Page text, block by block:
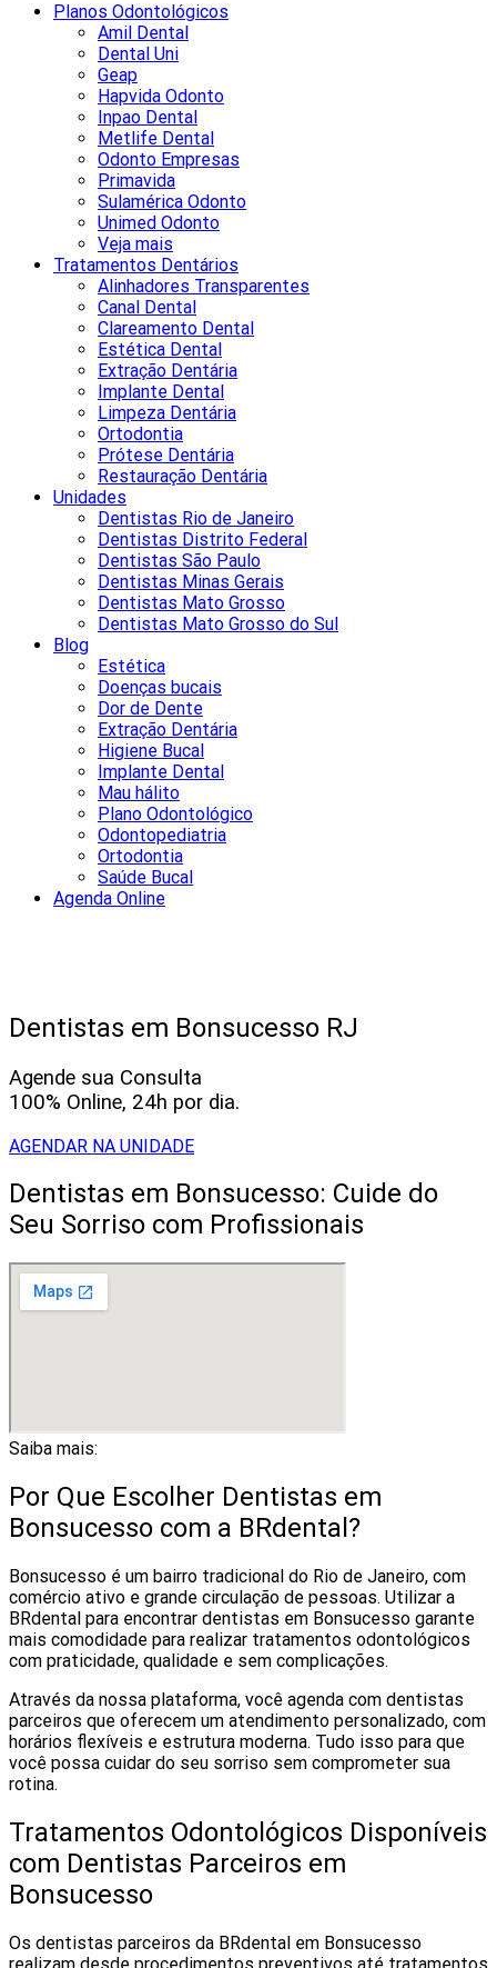
Planos Odontológicos
Amil Dental
Dental Uni
Geap
Hapvida Odonto
Inpao Dental
Metlife Dental
Odonto Empresas
Primavida
Sulamérica Odonto
Unimed Odonto
Veja mais
Tratamentos Dentários
Alinhadores Transparentes
Canal Dental
Clareamento Dental
Estética Dental
Extração Dentária
Implante Dental
Limpeza Dentária
Ortodontia
Prótese Dentária
Restauração Dentária
Unidades
Dentistas Rio de Janeiro
Dentistas Distrito Federal
Dentistas São Paulo
Dentistas Minas Gerais
Dentistas Mato Grosso
Dentistas Mato Grosso do Sul
Blog
Estética
Doenças bucais
Dor de Dente
Extração Dentária
Higiene Bucal
Implante Dental
Mau hálito
Plano Odontológico
Odontopediatria
Ortodontia
Saúde Bucal
Agenda Online
Dentistas em Bonsucesso RJ
Agende sua Consulta
100% Online, 24h por dia.
AGENDAR NA UNIDADE
Dentistas em Bonsucesso: Cuide do
Seu Sorriso com Profissionais
Saiba mais:
Por Que Escolher Dentistas em
Bonsucesso com a BRdental?
Bonsucesso é um bairro tradicional do Rio de Janeiro, com
comércio ativo e grande circulação de pessoas. Utilizar a
BRdental para encontrar dentistas em Bonsucesso garante
mais comodidade para realizar tratamentos odontológicos
com praticidade, qualidade e sem complicações.
Através da nossa plataforma, você agenda com dentistas
parceiros que oferecem um atendimento personalizado, com
horários flexíveis e estrutura moderna. Tudo isso para que
você possa cuidar do seu sorriso sem comprometer sua
rotina.
Tratamentos Odontológicos Disponíveis
com Dentistas Parceiros em
Bonsucesso
Os dentistas parceiros da BRdental em Bonsucesso